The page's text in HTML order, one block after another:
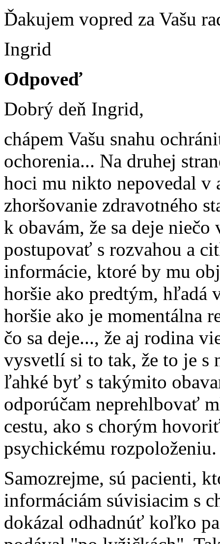
Ďakujem vopred za Vašu
Ingrid
Odpoveď
Dobrý deň Ingrid,
chápem Vašu snahu
ochorenia... Na druhej
hoci mu nikto nepovedal v
zhoršovanie zdravotného
k obavám, že sa deje
postupovať s rozvahou a
informácie, ktoré by mu
horšie ako predtým, hľadá
horšie ako je momentálna
čo sa deje..., že aj rodina
vysvetlí si to tak, že to je s
ľahké byť s takýmito
odporúčam neprehlbovať
cestu, ako s chorým
psychickému rozpoloženiu.
Samozrejme, sú pacienti,
informáciám súvisiacim s
dokázal odhadnúť koľko